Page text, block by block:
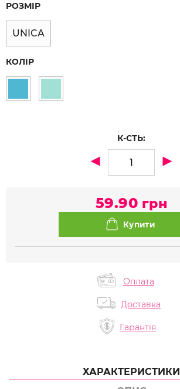
РОЗМІР
UNICA
КОЛІР
К-СТЬ:
59.90 грн
Оплата
Доставка
Гарантія
ХАРАКТЕРИСТИКИ